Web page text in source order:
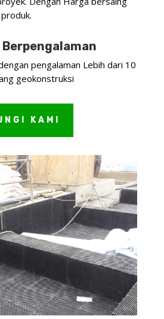
pengalaman Lebih dari 10
geokonstruksi
KAMI